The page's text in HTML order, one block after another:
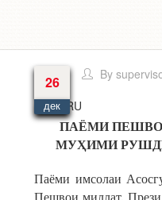
26
дек
By
Язык RU
ПАЁМИ
МУҲИМИ
Паёми имсолаи
Пешвои миллат,